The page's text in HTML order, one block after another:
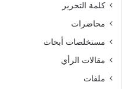
كلمة التحرير
محاضرات
مستخلصات أبحاث
مقالات الرأي
ملفات